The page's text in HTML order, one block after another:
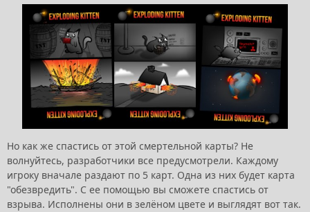
Но как же спастись от этой смертельной карты? Не
волнуйтесь, разработчики все предусмотрели. Каждому
игроку вначале раздают по 5 карт. Одна из них будет карта
"обезвредить". С ее помощью вы сможете спастись от
взрыва. Исполнены они в зелёном цвете и выглядят вот так.